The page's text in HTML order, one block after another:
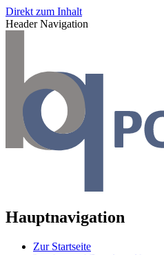
Direkt zum Inhalt
Header Navigation
Hauptnavigation
Zur Startseite